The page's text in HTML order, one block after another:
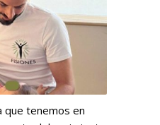
que tenemos en